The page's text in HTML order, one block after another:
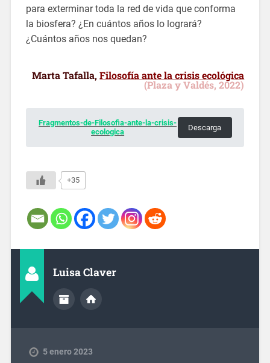
para exterminar toda la red de vida que conforma
la biosfera? ¿En cuántos años lo logrará?
¿Cuántos años nos quedan?
Marta Tafalla, Filosofía ante la crisis ecológica
(Plaza y Valdés, 2022)
Fragmentos-de-Filosofia-ante-la-crisis-
ecologica
Descarga
+35
Luisa Claver
5 enero 2023